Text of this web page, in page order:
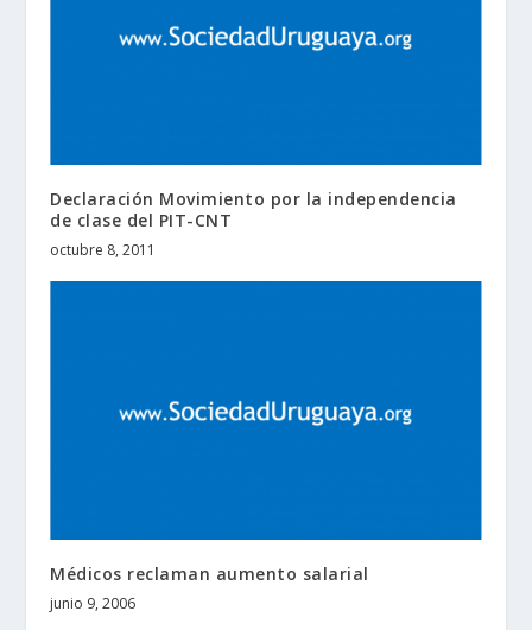
Declaración Movimiento por la independencia
de clase del PIT-CNT
octubre 8, 2011
Médicos reclaman aumento salarial
junio 9, 2006